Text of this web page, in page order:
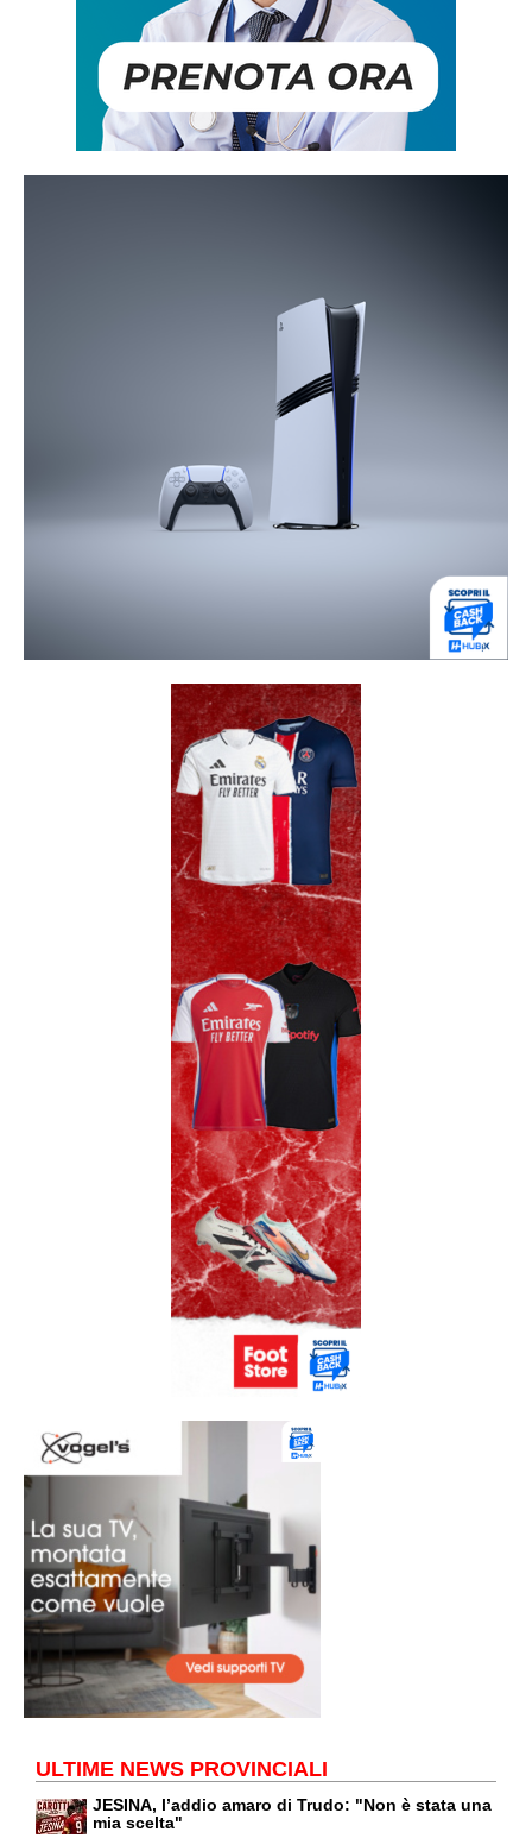
ULTIME NEWS PROVINCIALI
JESINA, l’addio amaro di Trudo: "Non è stata una
mia scelta"